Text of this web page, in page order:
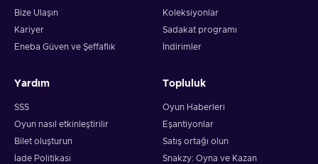
Bize Ulaşın
Kariyer
Eneba Güven ve Şeffaflık
Koleksiyonlar
Sadakat programı
İndirimler
Yardım
SSS
Oyun nasıl etkinleştirilir
Bilet oluşturun
İade Politikası
Topluluk
Oyun Haberleri
Eşantiyonlar
Satış ortağı olun
Snakzy: Oyna ve Kazan